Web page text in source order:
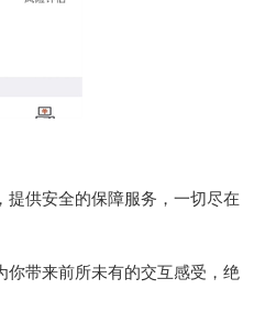
提供安全的保障服务，一切尽在
你带来前所未有的交互感受，绝